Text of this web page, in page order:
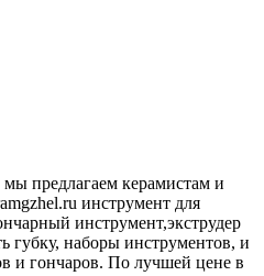
предлагаем керамистам и
инструмент для
инструмент,экструдер
губку, наборы инструментов, и
и гончаров. По лучшей цене в